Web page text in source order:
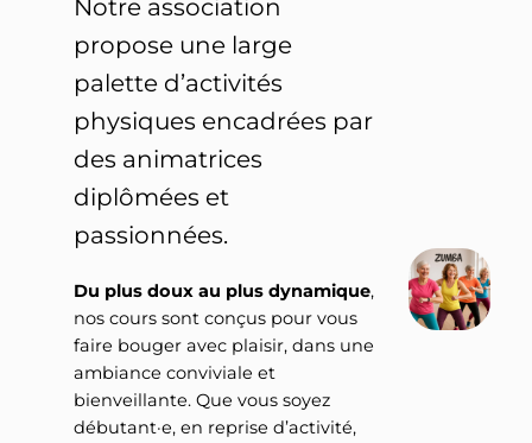
Notre association
propose une large
palette d’activités
physiques encadrées par
des animatrices
diplômées et
passionnées.
Du plus doux au plus dynamique,
nos cours sont conçus pour vous
faire bouger avec plaisir, dans une
ambiance conviviale et
bienveillante. Que vous soyez
débutant·e, en reprise d’activité,